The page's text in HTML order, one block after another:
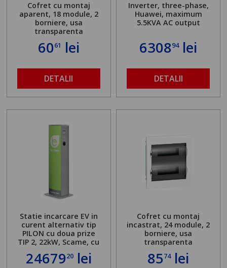
Cofret cu montaj
aparent, 18 module, 2
borniere, usa
transparenta
6061 lei
DETALII
Inverter, three-phase,
Huawei, maximum
5.5KVA AC output
630894lei
DETALII
Statie incarcare EV in
curent alternativ tip
PILON cu doua prize
TIP 2, 22kW, Scame, cu
2467920lei
Cofret cu montaj
incastrat, 24 module, 2
borniere, usa
transparenta
8574lei